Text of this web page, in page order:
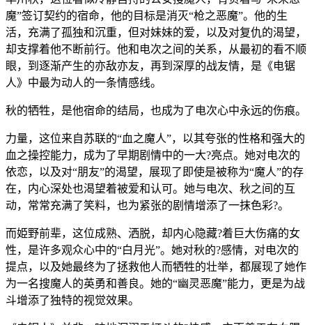
魔”签订契约的宿命，他的目标是消灭“枪之恶魔”。他的生
活，充满了孤独和沉重，但对妹妹的爱，以及对复仇的渴望，
却支撑着他不断前行。他和电次之间的关系，从最初的看不顺
眼，到逐渐产生的亦敌亦友，再到深厚的战友情，是《电锯
人》中最为动人的一条情感线。
秋的牺牲，是他宿命的结局，也成为了电次心中永远的伤痕。
力量，这位来自苏联的“血之魔人”，以其夸张的性格和强大的
血之操控能力，成为了早期剧情中的一大?亮点。她对电次的
依恋，以及对“朋友”的渴望，展现了即使是被称为“魔人”的存
在，内心深处也渴望着被爱和认可。她与电次、秋之间的互
动，常常充满了笑料，也为紧张的剧情增添了一抹色彩?。
而姫野前辈，这位成熟、洒脱，却内心隐藏?着巨大伤痛的女
性，是许多观众心中的“白月光”。她对秋的?感情，对电次的
提点，以及她最终为了拯救他人而牺牲的壮举，都展现了她作
为一名搜魔人的英勇和善良。她的“幽灵恶魔”能力，更是为战
斗增添了独特的视觉效果。